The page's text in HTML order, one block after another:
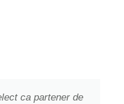
ca partener de